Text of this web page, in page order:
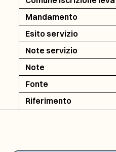
Mandamento
Esito servizio
Note servizio
Note
Fonte
Riferimento